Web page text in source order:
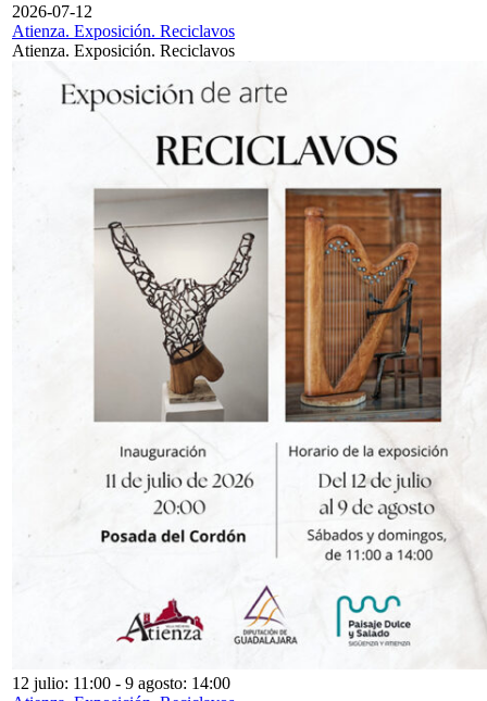
2026-07-12
Atienza. Exposición. Reciclavos
Atienza. Exposición. Reciclavos
12 julio: 11:00 - 9 agosto: 14:00